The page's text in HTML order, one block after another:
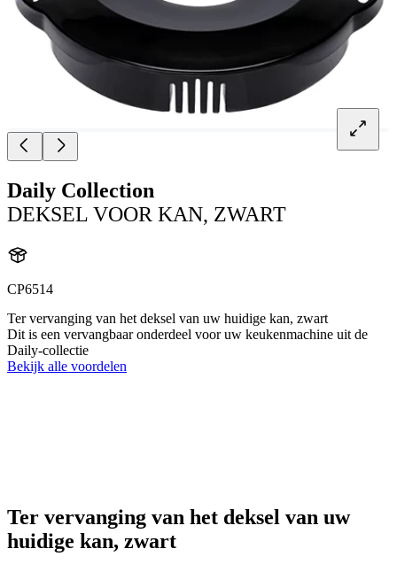
Daily Collection
DEKSEL VOOR KAN, ZWART
CP6514
Ter vervanging van het deksel van uw huidige kan, zwart
Dit is een vervangbaar onderdeel voor uw keukenmachine uit de
Daily-collectie
Bekijk alle voordelen
Ter vervanging van het deksel van uw
huidige kan, zwart